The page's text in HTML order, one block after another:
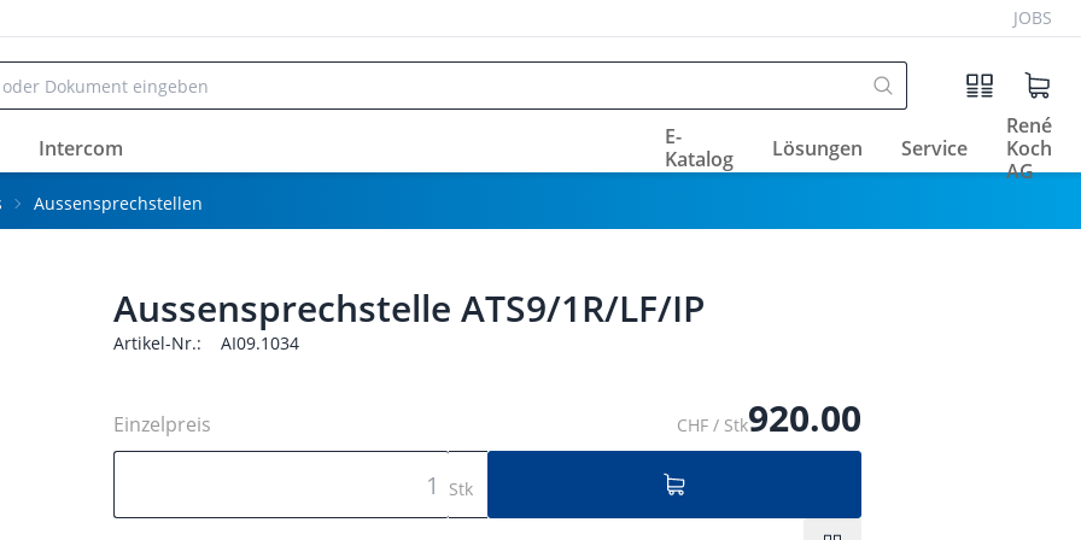
JOBS
Intercom
E-
Katalog
Lösungen Service
René
Koch
AG
Aussensprechstellen
Aussensprechstelle ATS9/1R/LF/IP
Artikel-Nr.: AI09.1034
Einzelpreis CHF / Stk920.00
Stk